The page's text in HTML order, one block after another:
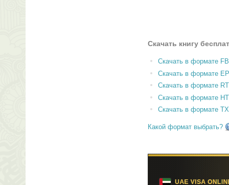
Скачать книгу
Скачать в формате
Скачать в формате
Скачать в формате
Скачать в формате
Скачать в формате
Какой формат выбрать?